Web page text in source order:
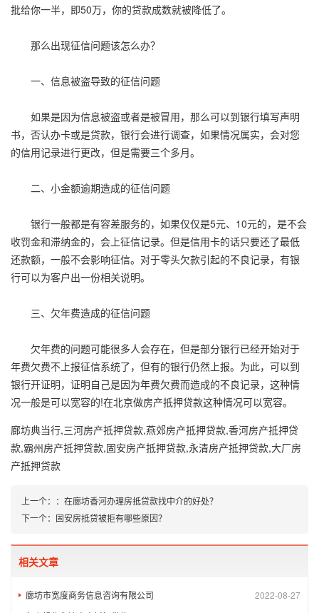
批给你一半，即50万，你的贷款成数就被降低了。
那么出现征信问题该怎么办？
一、信息被盗导致的征信问题
如果是因为信息被盗或者是被冒用，那么可以到银行填写声明
书，否认办卡或是贷款，银行会进行调查，如果情况属实，会对您
的信用记录进行更改，但是需要三个多月。
二、小金额逾期造成的征信问题
银行一般都是有容差服务的，如果仅仅是5元、10元的，是不会
收罚金和滞纳金的，会上征信记录。但是信用卡的话只要还了最低
还款额，一般不会影响征信。对于零头欠款引起的不良记录，有银
行可以为客户出一份相关说明。
三、欠年费造成的征信问题
欠年费的问题可能很多人会存在，但是部分银行已经开始对于
年费欠费不上报征信系统了，但有的银行仍然上报。为此，可以到
银行开证明，证明自己是因为年费欠费而造成的不良记录，这种情
况一般是可以宽容的!在北京做房产抵押贷款这种情况可以宽容。
廊坊典当行,三河房产抵押贷款,燕郊房产抵押贷款,香河房产抵押贷
款,霸州房产抵押贷款,固安房产抵押贷款,永清房产抵押贷款,大厂房
产抵押贷款
上一个： ： 在廊坊香河办理房抵贷款找中介的好处？
下一个： 固安房抵贷被拒有哪些原因？
相关文章
2022-08-27
廊坊市宽度商务信息咨询有限公司